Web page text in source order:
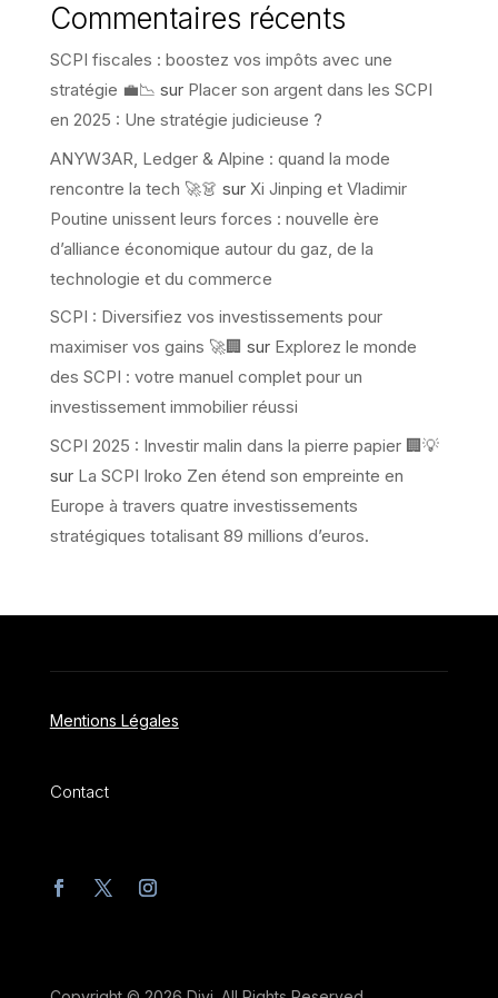
Commentaires récents
SCPI fiscales : boostez vos impôts avec une
stratégie 💼📉 sur Placer son argent dans les SCPI
en 2025 : Une stratégie judicieuse ?
ANYW3AR, Ledger & Alpine : quand la mode
rencontre la tech 🚀👗 sur Xi Jinping et Vladimir
Poutine unissent leurs forces : nouvelle ère
d’alliance économique autour du gaz, de la
technologie et du commerce
SCPI : Diversifiez vos investissements pour
maximiser vos gains 🚀🏢 sur Explorez le monde
des SCPI : votre manuel complet pour un
investissement immobilier réussi
SCPI 2025 : Investir malin dans la pierre papier 🏢💡
sur La SCPI Iroko Zen étend son empreinte en
Europe à travers quatre investissements
stratégiques totalisant 89 millions d’euros.
Mentions Légales
Contact